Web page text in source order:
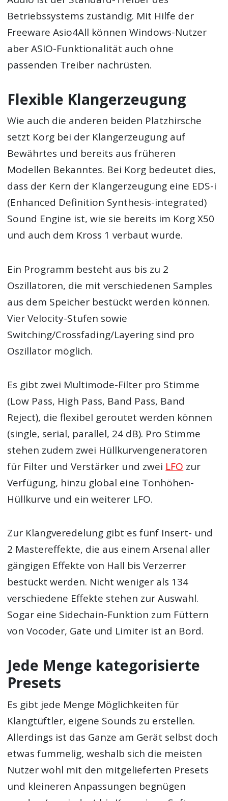
Betriebssystems zuständig. Mit Hilfe der
Freeware Asio4All können Windows-Nutzer
aber ASIO-Funktionalität auch ohne
passenden Treiber nachrüsten.
Flexible Klangerzeugung
Wie auch die anderen beiden Platzhirsche
setzt Korg bei der Klangerzeugung auf
Bewährtes und bereits aus früheren
Modellen Bekanntes. Bei Korg bedeutet dies,
dass der Kern der Klangerzeugung eine EDS-i
(Enhanced Definition Synthesis-integrated)
Sound Engine ist, wie sie bereits im Korg X50
und auch dem Kross 1 verbaut wurde.
Ein Programm besteht aus bis zu 2
Oszillatoren, die mit verschiedenen Samples
aus dem Speicher bestückt werden können.
Vier Velocity-Stufen sowie
Switching/Crossfading/Layering sind pro
Oszillator möglich.
Es gibt zwei Multimode-Filter pro Stimme
(Low Pass, High Pass, Band Pass, Band
Reject), die flexibel geroutet werden können
(single, serial, parallel, 24 dB). Pro Stimme
stehen zudem zwei Hüllkurvengeneratoren
für Filter und Verstärker und zwei LFO zur
Verfügung, hinzu global eine Tonhöhen-
Hüllkurve und ein weiterer LFO.
Zur Klangveredelung gibt es fünf Insert- und
2 Mastereffekte, die aus einem Arsenal aller
gängigen Effekte von Hall bis Verzerrer
bestückt werden. Nicht weniger als 134
verschiedene Effekte stehen zur Auswahl.
Sogar eine Sidechain-Funktion zum Füttern
von Vocoder, Gate und Limiter ist an Bord.
Jede Menge kategorisierte
Presets
Es gibt jede Menge Möglichkeiten für
Klangtüftler, eigene Sounds zu erstellen.
Allerdings ist das Ganze am Gerät selbst doch
etwas fummelig, weshalb sich die meisten
Nutzer wohl mit den mitgelieferten Presets
und kleineren Anpassungen begnügen